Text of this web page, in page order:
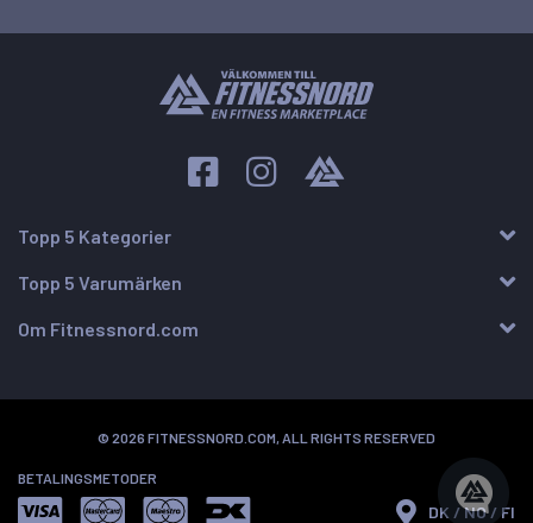
Topp 5 Kategorier
Topp 5 Varumärken
Om Fitnessnord.com
© 2026 FITNESSNORD.COM, ALL RIGHTS RESERVED
BETALINGSMETODER
DK / NO / FI